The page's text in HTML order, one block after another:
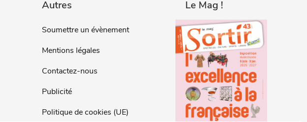
Autres
Soumettre un évènement
Mentions légales
Contactez-nous
Publicité
Politique de cookies (UE)
Le Mag !